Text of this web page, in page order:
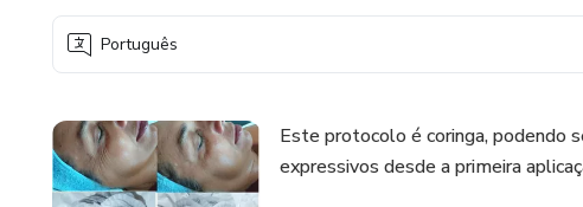
Português
Este protocolo é coringa, podendo
expressivos desde a primeira